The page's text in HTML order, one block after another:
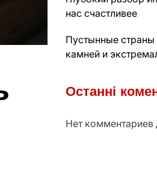
нас счастливее
Пустынные
камней и
Останні
Нет комментариев